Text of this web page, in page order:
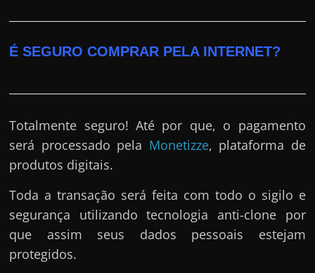
É SEGURO COMPRAR PELA INTERNET?
Totalmente seguro! Até por que, o pagamento
será processado pela Monetizze, plataforma de
produtos digitais.
Toda a transação será feita com todo o sigilo e
segurança utilizando tecnologia anti-clone por
que assim seus dados pessoais estejam
protegidos.